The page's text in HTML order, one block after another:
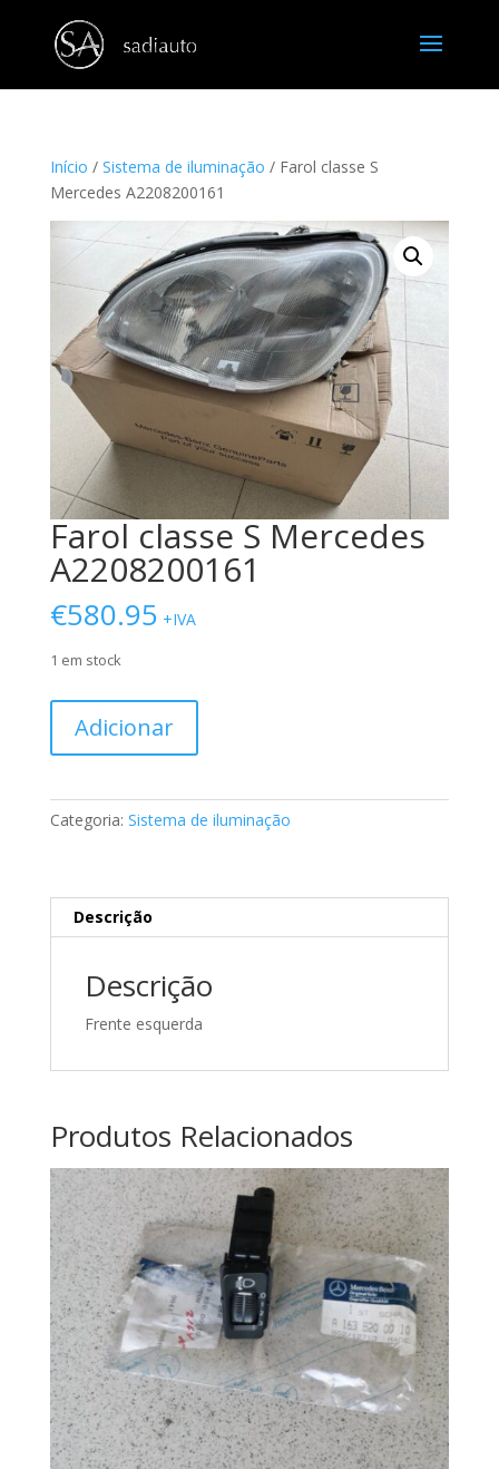
Início / Sistema de iluminação / Farol classe S
Mercedes A2208200161
Farol classe S Mercedes
A2208200161
€580.95 +IVA
1 em stock
S
Adicionar
Categoria: Sistema de iluminação
Descrição
Descrição
Frente esquerda
Produtos Relacionados